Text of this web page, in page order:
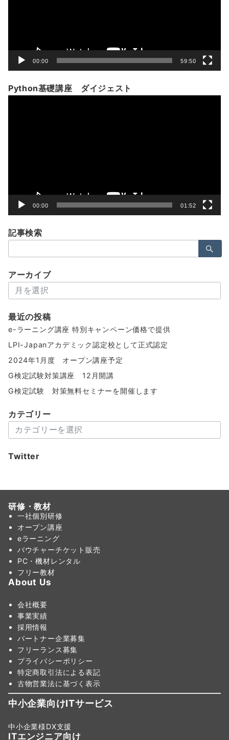
00:00 59:50
Python基礎講座 ダイジェスト
00:00 01:52
記事検索
索：
アーカイブ
ー
イ
ブ
最近の投稿
e-ラーニング講座 特別キャンペーン価格で提供
LPI-Japanアカデミック認定校として正式認定
2024年1月度 オープン講座予定
G検定試験対策講座 12月開講
G検定試験 対策無料セミナーを開催します
カテゴリー
テ
リ
Twitter
研修・教材
一社個別研修
オープン講座
eラーニング
バウチャーチケット販売
PC・機材レンタル
フリー教材
About Us
会社概要
事業実績
採用情報
パートナー企業募集
フリーランス募集
プライバシーポリシー
特定商取引法による表記
古物営業法に基づく表示
中小企業向けITサービス
中小企業様DX支援
ITエンジニア向け